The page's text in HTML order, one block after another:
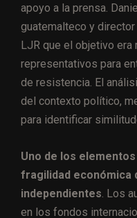
apoyo a la prensa.
guatemalteco y
LJR que el objetivo
representativos para
de resistencia. El
del contexto político,
para identificar
Uno de los
fragilidad económica
independientes. Los
en los fondos